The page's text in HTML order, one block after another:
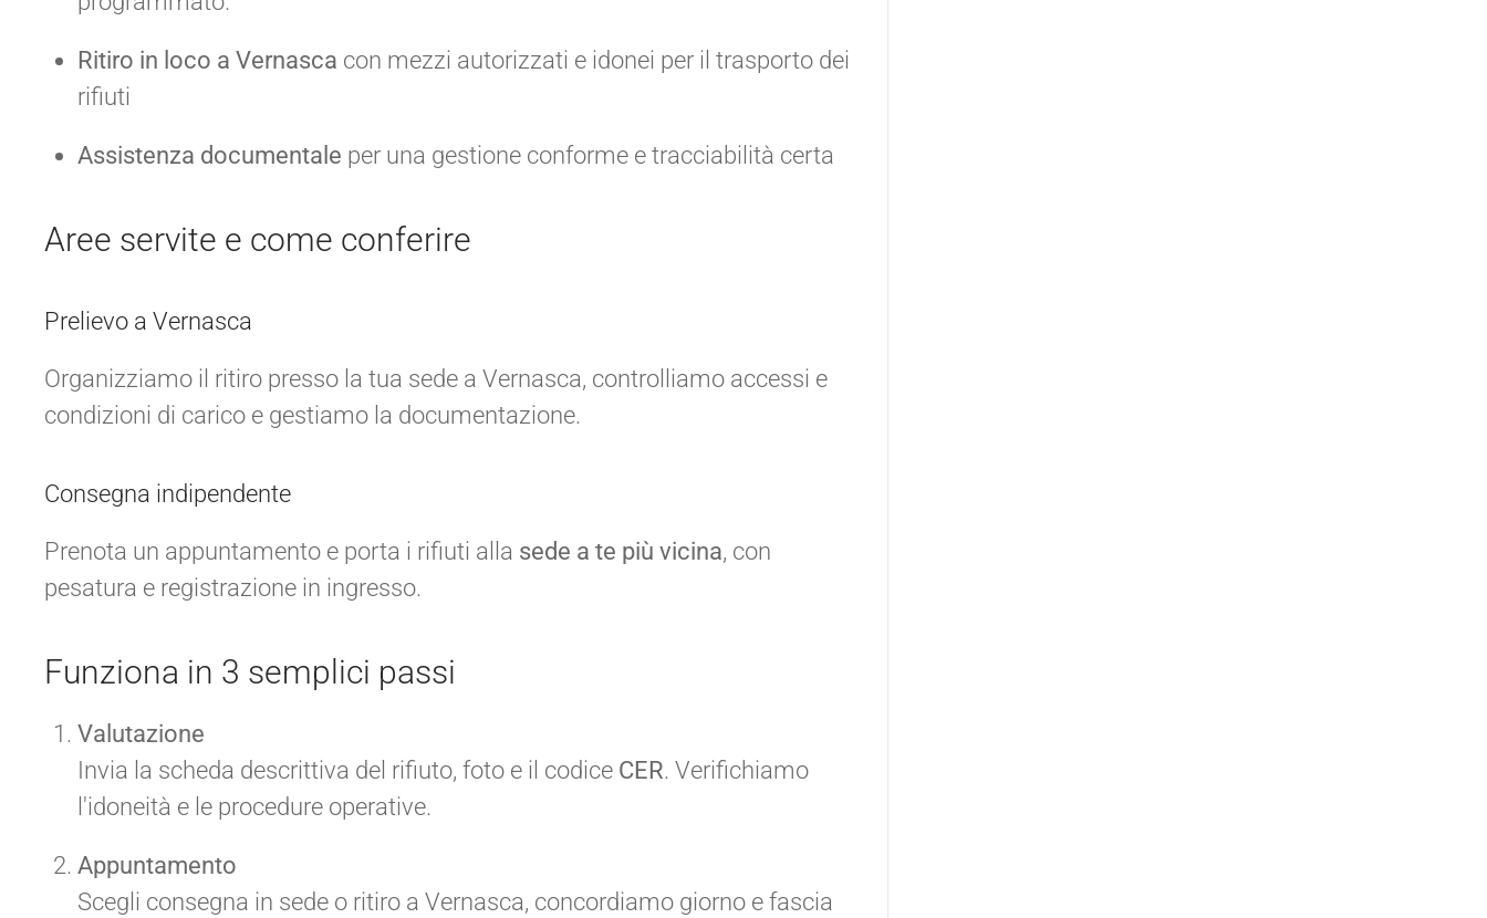
Ritiro in loco a Vernasca con mezzi autorizzati e idonei per il trasporto dei
rifiuti
Assistenza documentale per una gestione conforme e tracciabilità certa
Aree servite e come conferire
Prelievo a Vernasca
Organizziamo il ritiro presso la tua sede a Vernasca, controlliamo accessi e
condizioni di carico e gestiamo la documentazione.
Consegna indipendente
Prenota un appuntamento e porta i rifiuti alla sede a te più vicina, con
pesatura e registrazione in ingresso.
Funziona in 3 semplici passi
Valutazione
Invia la scheda descrittiva del rifiuto, foto e il codice CER. Verifichiamo
l'idoneità e le procedure operative.
Appuntamento
Scegli consegna in sede o ritiro a Vernasca, concordiamo giorno e fascia